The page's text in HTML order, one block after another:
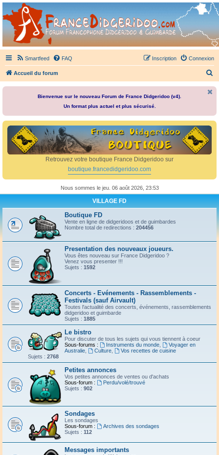
France Didgeridoo
Didgeridoo et Guimbarde sur France Didgeridoo - retrouvez la communauté.
Smartfeed FAQ Connexion
Inscription
Accueil du forum
e
r
Bienvenue sur le nouveau Forum de France Didgeridoo (v4).
Un format plus actuel et plus sécurisé.
Retrouvez votre boutique France Didgeridoo sur
boutique.francedidgeridoo.com
Nous sommes le jeu. 06 août 2026, 23:53
VILLAGE FD
Boutique FD
Vente en ligne de didgeridoos et de guimbardes
Nombre total de redirections : 204456
Presentation des nouveaux joueurs.
Vous êtes nouveau sur France Didgeridoo ?
Venez vous presenter !!!
Sujets : 1592
Concerts - Evénements - Rassemblements -
Festivals (sauf Airvault)
Toutes l'actualité des concerts, événements, rassemblements
didgeridoo et guimbarde
Sujets : 1885
Le bistro
Pour discuter de tous les sujets qui vous tiennent à coeur
Sous-forums :
Instruments du monde,
Voyager en
Australie
Culture,
Vos recettes de cuisine
Sujets : 2768
Petites annonces
Vos petites annonces de ventes ou d'achats
Sous-forum :
Perdu/volé/trouvé
Sujets : 902
Sondages
Les sondages
Sous-forum :
Archives des sondages
Sujets : 112
Messages importants